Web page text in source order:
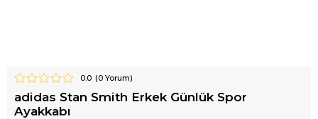
0.0 (0Yorum)
adidas Stan Smith Erkek Günlük Spor
Ayakkabı